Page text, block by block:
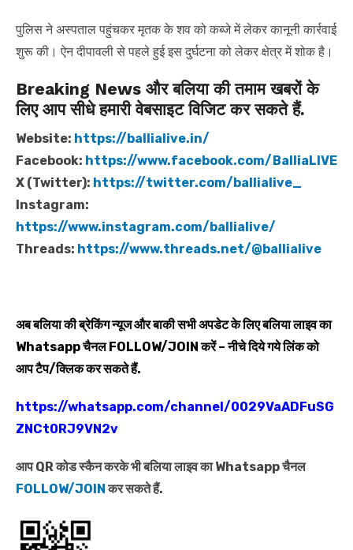
पुलिस ने अस्पताल पहुंचकर मृतक के शव को कब्जे में लेकर कानूनी कार्रवाई
शुरू की। ऐन दीपावली से पहले हुई इस दुर्घटना को लेकर क्षेत्र में शोक है।
Breaking News और बलिया की तमाम खबरों के
लिए आप सीधे हमारी वेबसाइट विजिट कर सकते हैं.
Website: https://ballialive.in/
Facebook: https://www.facebook.com/BalliaLIVE
X (Twitter): https://twitter.com/ballialive_
Instagram:
https://www.instagram.com/ballialive/
Threads: https://www.threads.net/@ballialive
अब बलिया की ब्रेकिंग न्यूज और बाकी सभी अपडेट के लिए बलिया लाइव का
WhatsappचैनलFOLLOW/JOINकरें – नीचे दिये गये लिंक को
आप टैप/क्लिक कर सकते हैं.
https://whatsapp.com/channel/0029VaADFuSG
ZNCt0RJ9VN2v
आप QR कोड स्कैन करके भी बलिया लाइव का Whatsapp चैनल
FOLLOW/JOINकर सकते हैं.